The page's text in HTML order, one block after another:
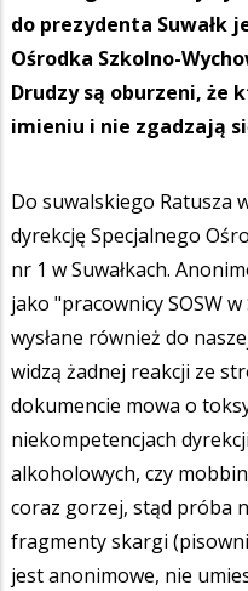
do prezydenta Suwałk
Ośrodka Szkolno-
Drudzy są oburzeni, że
imieniu i nie zgadzają
Do suwalskiego Ratusza
dyrekcję Specjalnego
nr 1 w Suwałkach.
jako "pracownicy SOSW w
wysłane również do
widzą żadnej reakcji ze
dokumencie mowa o
niekompetencjach
alkoholowych, czy
coraz gorzej, stąd próba
fragmenty skargi
jest anonimowe, nie